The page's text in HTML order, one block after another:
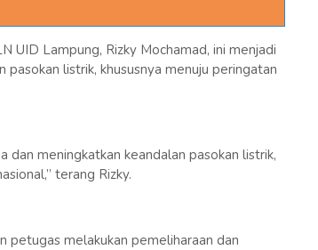
UID Lampung, Rizky Mochamad, ini menjadi
listrik, khususnya menuju peringatan
meningkatkan keandalan pasokan listrik,
terang Rizky.
petugas melakukan pemeliharaan dan